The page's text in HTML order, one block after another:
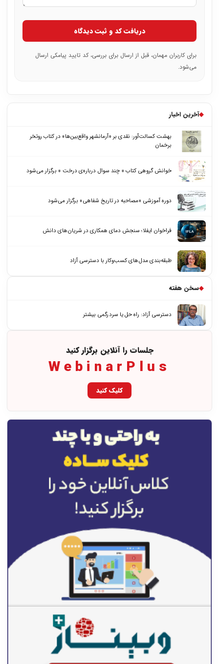
◆آخرین اخبار
بهشت کسالت‌آور: نقدی بر «آرمانشهر واقع‌بین‌ها» در کتاب روتخر
برخمان
خوانش گروهی کتاب « چند سوال درباره‌ی درخت » برگزار می‌شود
دوره آموزشی «مصاحبه در تاریخ شفاهی» برگزار می‌شود
فراخوان ایفلا؛ سنجش دمای همکاری در شریان‌های دانش
طبقه‌بندی مدل‌های کسب‌وکار با دسترسی آزاد
◆سخن هفته
دسترسی آزاد: راه حل یا سردرگمی بیشتر
جلسات را آنلاین برگزار کنید
WebinarPlus
کلیک کنید
دریافت کد و ثبت دیدگاه
برای کاربران مهمان، قبل از ارسال برای بررسی، کد تایید پیامکی ارسال
می‌شود.